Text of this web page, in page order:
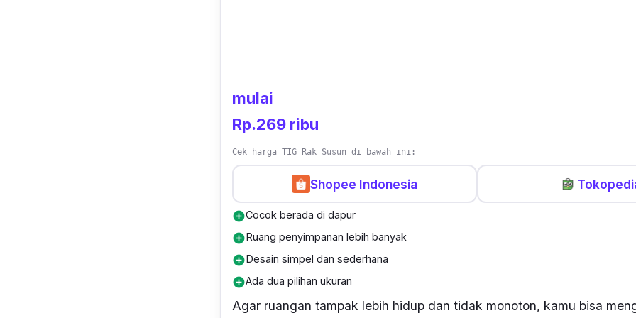
mulai
Rp.269 ribu
Cek harga TIG Rak Susun di bawah ini:
Shopee Indonesia
add_circleCocok berada di dapur
add_circleRuang penyimpanan lebih banyak
add_circleDesain simpel dan sederhana
add_circleAda dua pilihan ukuran
Agar ruangan tampak lebih hidup dan tidak monoton, kamu bisa